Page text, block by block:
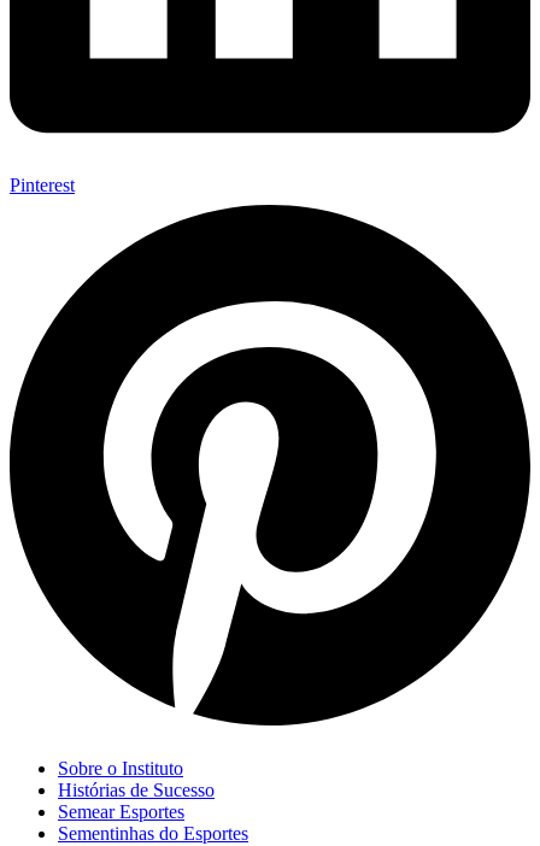
Pinterest
Sobre o Instituto
Histórias de Sucesso
Semear Esportes
Sementinhas do Esportes